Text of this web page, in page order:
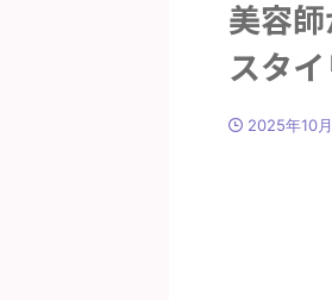
美容
スタ
2025年10